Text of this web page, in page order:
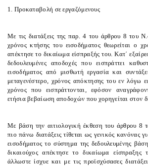
1. Προκαταβολή σε εργαζόμενους
Με τις διατάξεις της παρ. 4 του άρθρου 8 του
χρόνος κτήσης του εισοδήματος θεωρείται ο
απέκτησε το δικαίωμα είσπραξής του. Κατ΄
δεδουλευμένες αποδοχές που εισπράττει
εισοδήματος από μισθωτή εργασία και
μεταγενέστερο, χρόνος απόκτησης του εν λόγω
χρόνος που εισπράττονται, εφόσον
ετήσια βεβαίωση αποδοχών που χορηγείται στον
Με βάση την αιτιολογική έκθεση του άρθρου 8
πιο πάνω διατάξεις τίθεται ως γενικός κανόνας
εισοδήματος τοσύστημα της δεδουλευμένης
δικαιούχος απέκτησε το δικαίωμα είσπραξης
άλλωστε ίσχυε και με τις προϊσχύσασες